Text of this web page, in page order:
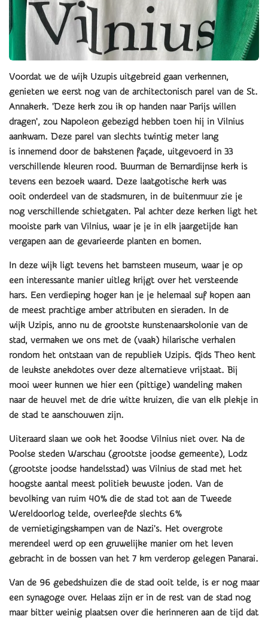
Voordat we de wijk Uzupis uitgebreid gaan verkennen,
genieten we eerst nog van de architectonisch parel van de St.
Annakerk. 'Deze kerk zou ik op handen naar Parijs willen
dragen', zou Napoleon gebezigd hebben toen hij in Vilnius
aankwam. Deze parel van slechts twintig meter lang
is innemend door de bakstenen façade, uitgevoerd in 33
verschillende kleuren rood. Buurman de Bernardijnse kerk is
tevens een bezoek waard. Deze laatgotische kerk was
ooit onderdeel van de stadsmuren, in de buitenmuur zie je
nog verschillende schietgaten. Pal achter deze kerken ligt het
mooiste park van Vilnius, waar je je in elk jaargetijde kan
vergapen aan de gevarieerde planten en bomen.
In deze wijk ligt tevens het barnsteen museum, waar je op
een interessante manier uitleg krijgt over het versteende
hars. Een verdieping hoger kan je je helemaal suf kopen aan
de meest prachtige amber attributen en sieraden. In de
wijk Uzipis, anno nu de grootste kunstenaarskolonie van de
stad, vermaken we ons met de (vaak) hilarische verhalen
rondom het ontstaan van de republiek Uzipis. Gids Theo kent
de leukste anekdotes over deze alternatieve vrijstaat. Bij
mooi weer kunnen we hier een (pittige) wandeling maken
naar de heuvel met de drie witte kruizen, die van elk plekje in
de stad te aanschouwen zijn.
Uiteraard slaan we ook het Joodse Vilnius niet over. Na de
Poolse steden Warschau (grootste joodse gemeente), Lodz
(grootste joodse handelsstad) was Vilnius de stad met het
hoogste aantal meest politiek bewuste joden. Van de
bevolking van ruim 40% die de stad tot aan de Tweede
Wereldoorlog telde, overleefde slechts 6%
de vernietigingskampen van de Nazi's. Het overgrote
merendeel werd op een gruwelijke manier om het leven
gebracht in de bossen van het 7 km verderop gelegen Panarai.
Van de 96 gebedshuizen die de stad ooit telde, is er nog maar
een synagoge over. Helaas zijn er in de rest van de stad nog
maar bitter weinig plaatsen over die herinneren aan de tijd dat